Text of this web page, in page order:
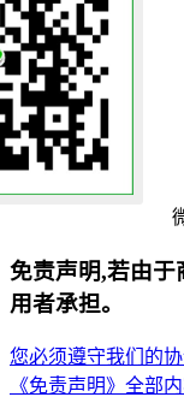
免责声明,若由于
用者承担。
您必须遵守我们的
《免责声明》全部